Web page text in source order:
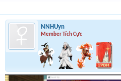
NNHUyn
Member Tích Cực